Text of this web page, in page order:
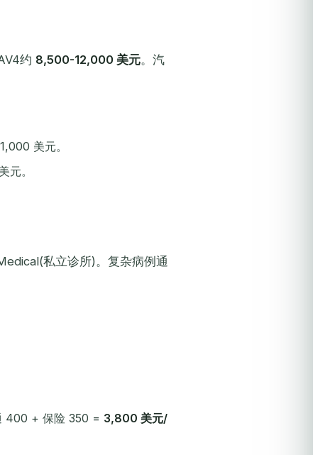
约 8,500-12,000 美元。汽
美元。
元。
私立诊所)。复杂病例通
400 + 保险 350 = 3,800 美元/